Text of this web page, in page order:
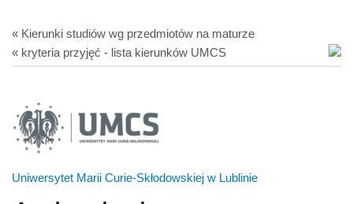
« Kierunki studiów wg przedmiotów na maturze
« kryteria przyjęć - lista kierunków UMCS
Uniwersytet Marii Curie-Skłodowskiej w Lublinie